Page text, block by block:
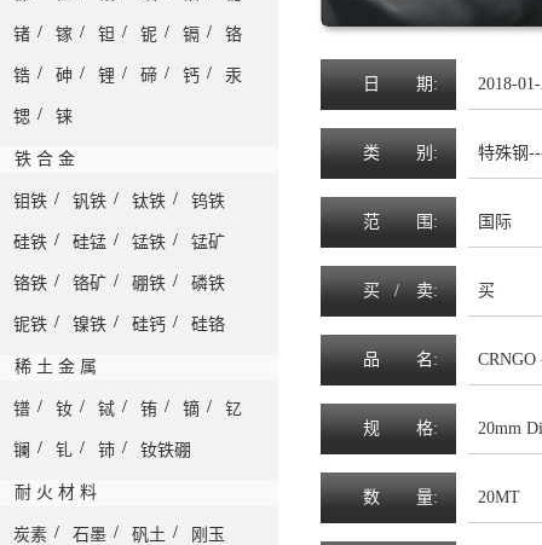
锗 / 镓 / 钽 / 铌 / 镉 / 铬
锆 / 砷 / 锂 / 碲 / 钙 / 汞
锶 / 铼
铁 合 金
钼铁 / 钒铁 / 钛铁 / 钨铁
硅铁 / 硅锰 / 锰铁 / 锰矿
铬铁 / 铬矿 / 硼铁 / 磷铁
铌铁 / 镍铁 / 硅钙 / 硅铬
稀 土 金 属
镨 / 钕 / 铽 / 铕 / 镝 / 钇
镧 / 钆 / 铈 / 钕铁硼
耐 火 材 料
炭素 / 石墨 / 矾土 / 刚玉
日 期: 2018-
类 别: 特殊钢
范 围 : 国际
买 / 卖: 买
品 名 : CRNGO
规 格: 20mm
数 量: 20MT